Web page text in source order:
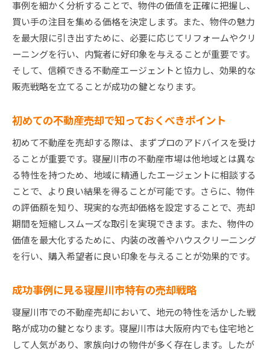
ント
市場動向を踏まえた寝屋川市の売却戦略
最新動向から学ぶ適切なタイミング
市場動向を基にした価格設定の方法
寝屋川市の市場変化に応じた戦略調整
市場動向に基づく寝屋川市の売却ポイント
寝屋川市不動産売却で高値を実現するための秘訣
高値売却のための戦略的ステップ
寝屋川市で高額売却を達成するテクニック
市場価値を引き上げる具体的な施策
高値売却を狙うための効果的なアプローチ
寝屋川市での高額売却事例とその分析
高値を実現するための交渉術と準備
せる
市場の特性を理解するための基礎知識
寝屋川市市場特性とその活用法
事例を細かく分析することで、物件の価値を正確に把握し、
買い手の注目を集める価格を決定します。また、物件の魅力
を最大限に引き出すために、必要に応じてリフォームやクリ
ーニングを行い、内覧者に好印象を与えることが重要です。
そして、信頼できる不動産エージェントと協力し、効果的な
販売戦略を立てることが成功の鍵となります。
初めての不動産売却で知っておくべきポイント
初めて不動産を売却する際は、まずプロのアドバイスを受け
ることが重要です。寝屋川市の不動産市場は他地域とは異な
る特性を持つため、地域に精通したエージェントに相談する
ことで、より良い結果を得ることが可能です。さらに、物件
の評価額を知り、現実的な売却価格を設定することで、売却
期間を短縮しスムーズな取引を実現できます。また、物件の
価値を最大化するために、内装の改善やハウスクリーニング
を行い、購入希望者に良い印象を与えることが効果的です。
成功事例に見る寝屋川市特有の売却戦略
寝屋川市での不動産売却において、地元の特性を活かした戦
略が成功の鍵となります。寝屋川市は大阪府内でも住宅地と
して人気があり、家族向けの物件が多く存在します。したが